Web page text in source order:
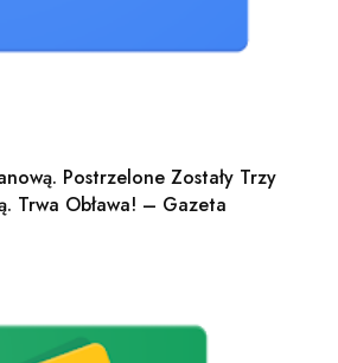
Postrzelone Zostały Trzy
Trwa Obława! – Gazeta